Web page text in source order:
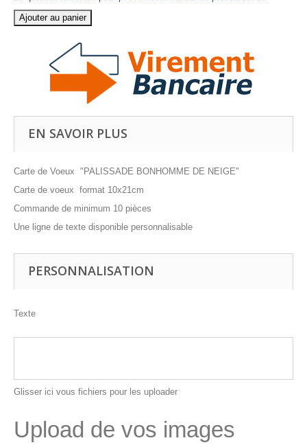
Ajouter au panier
EN SAVOIR PLUS
Carte de Voeux "PALISSADE BONHOMME DE NEIGE"
Carte de voeux format 10x21cm
Commande de minimum 10 pièces
Une ligne de texte disponible personnalisable
PERSONNALISATION
Texte
Glisser ici vous fichiers pour les uploader
Upload de vos images